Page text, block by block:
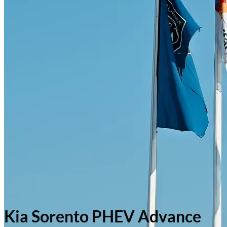
Kia Sorento PHEV Advance